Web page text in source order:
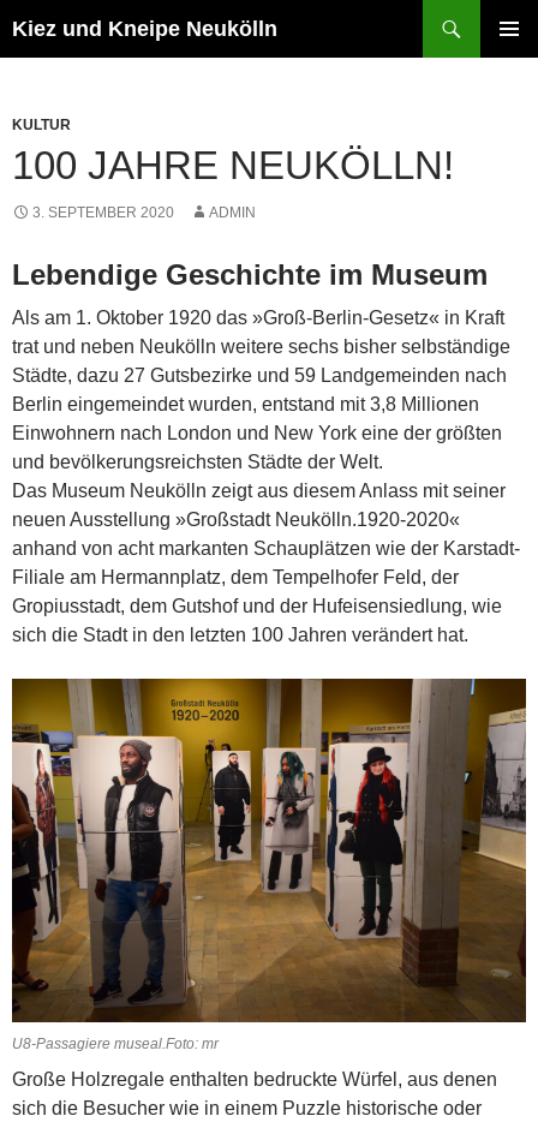
Inhalt
Kiez und Kneipe Neukölln
KULTUR
100 JAHRE NEUKÖLLN!
3. SEPTEMBER 2020 ADMIN
Lebendige Geschichte im Museum
Als am 1. Oktober 1920 das »Groß-Berlin-Gesetz« in Kraft
trat und neben Neukölln weitere sechs bisher selbständige
Städte, dazu 27 Gutsbezirke und 59 Landgemeinden nach
Berlin eingemeindet wurden, entstand mit 3,8 Millionen
Einwohnern nach London und New York eine der größten
und bevölkerungsreichsten Städte der Welt.
Das Museum Neukölln zeigt aus diesem Anlass mit seiner
neuen Ausstellung »Großstadt Neukölln.1920-2020«
anhand von acht markanten Schauplätzen wie der Karstadt-
Filiale am Hermannplatz, dem Tempelhofer Feld, der
Gropiusstadt, dem Guts­hof und der Hufeisensiedlung, wie
sich die Stadt in den letzten 100 Jahren verändert hat.
U8-Passagiere museal.Foto: mr
Große Holzregale enthalten bedruckte Würfel, aus denen
sich die Besucher wie in einem Puzzle historische oder